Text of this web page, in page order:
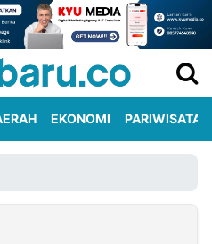
EKONOMI PARIWISATA